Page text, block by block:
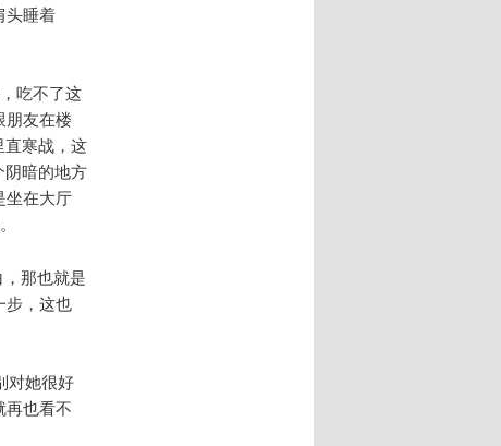
头睡着
吃不了这
朋友在楼
寒战，这
暗的地方
坐在大厅
那也就是
步，这也
对她很好
再也看不